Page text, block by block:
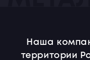
Наша
территории